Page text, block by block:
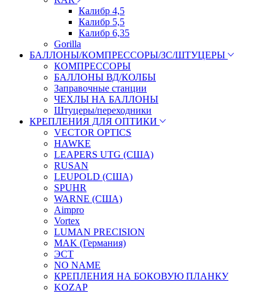
Калибр 4,5
Калибр 5,5
Калибр 6,35
Gorilla
БАЛЛОНЫ/КОМПРЕССОРЫ/ЗС/ШТУЦЕРЫ
КОМПРЕССОРЫ
БАЛЛОНЫ ВД/КОЛБЫ
Заправочные станции
ЧЕХЛЫ НА БАЛЛОНЫ
Штуцеры/переходники
КРЕПЛЕНИЯ ДЛЯ ОПТИКИ
VECTOR OPTICS
HAWKE
LEAPERS UTG (США)
RUSAN
LEUPOLD (США)
SPUHR
WARNE (США)
Aimpro
Vortex
LUMAN PRECISION
MAK (Германия)
ЭСТ
NO NAME
КРЕПЛЕНИЯ НА БОКОВУЮ ПЛАНКУ
KOZAP